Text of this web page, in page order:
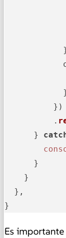
})
.
}
}
}
},
}
Es